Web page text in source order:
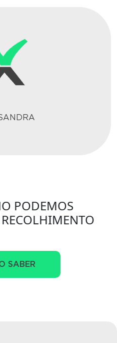
PODEMOS
SABER